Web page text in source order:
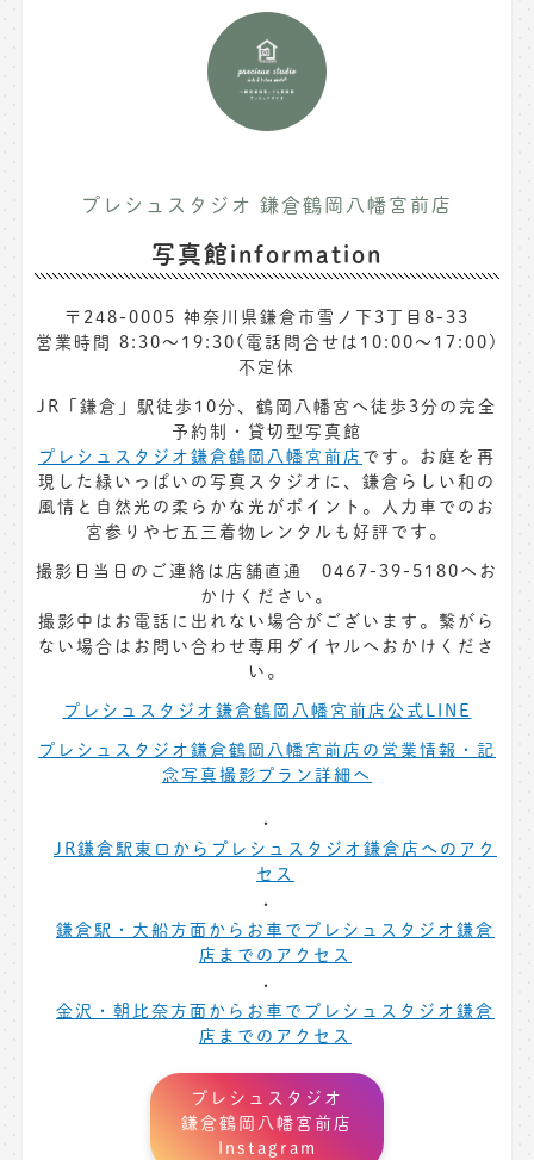
プレシュスタジオ 鎌倉鶴岡八幡宮前店
写真館information
〒248-0005 神奈川県鎌倉市雪ノ下3丁目8-33
営業時間 8:30〜19:30(電話問合せは10:00～17:00)
不定休
JR「鎌倉」駅徒歩10分、鶴岡八幡宮へ徒歩3分の完全
予約制・貸切型写真館
プレシュスタジオ鎌倉鶴岡八幡宮前店 です。お庭を再
現した緑いっぱいの写真スタジオに、鎌倉らしい和の
風情と自然光の柔らかな光がポイント。人力車でのお
宮参りや七五三着物レンタルも好評です。
撮影日当日のご連絡は店舗直通 0467-39-5180へお
かけください。
撮影中はお電話に出れない場合がございます。繋がら
ない場合はお問い合わせ専用ダイヤルへおかけくださ
い。
プレシュスタジオ鎌倉鶴岡八幡宮前店公式LINE
プレシュスタジオ鎌倉鶴岡八幡宮前店の営業情報・記
念写真撮影プラン詳細へ
JR鎌倉駅東口からプレシュスタジオ鎌倉店へのアク
セス
鎌倉駅・大船方面からお車でプレシュスタジオ鎌倉
店までのアクセス
金沢・朝比奈方面からお車でプレシュスタジオ鎌倉
店までのアクセス
プレシュスタジオ
鎌倉鶴岡八幡宮前店
Instagram